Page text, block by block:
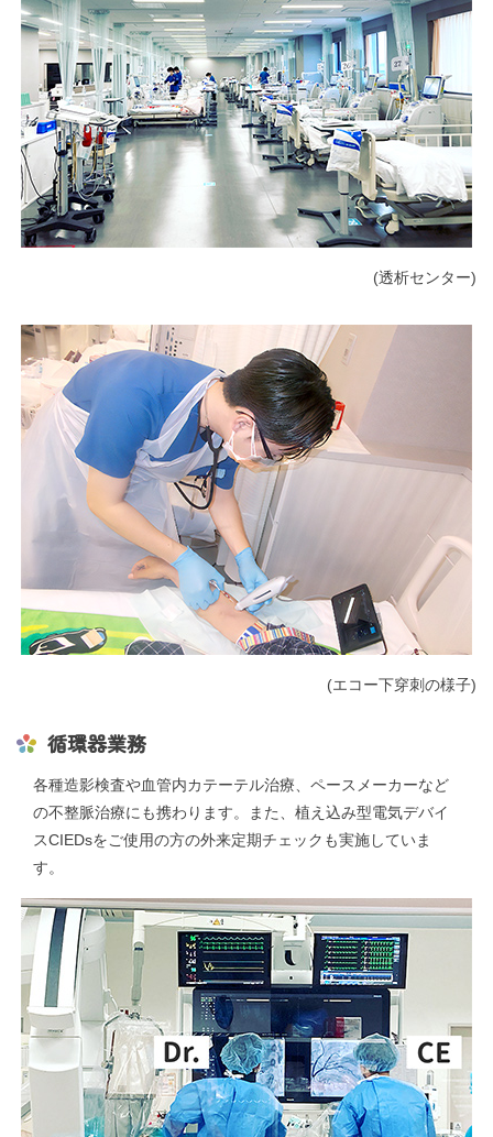
(透析センター)
(エコー下穿刺の様子)
循環器業務
各種造影検査や血管内カテーテル治療、ペースメーカーなど
の不整脈治療にも携わります。また、植え込み型電気デバイ
スCIEDsをご使用の方の外来定期チェックも実施していま
す。